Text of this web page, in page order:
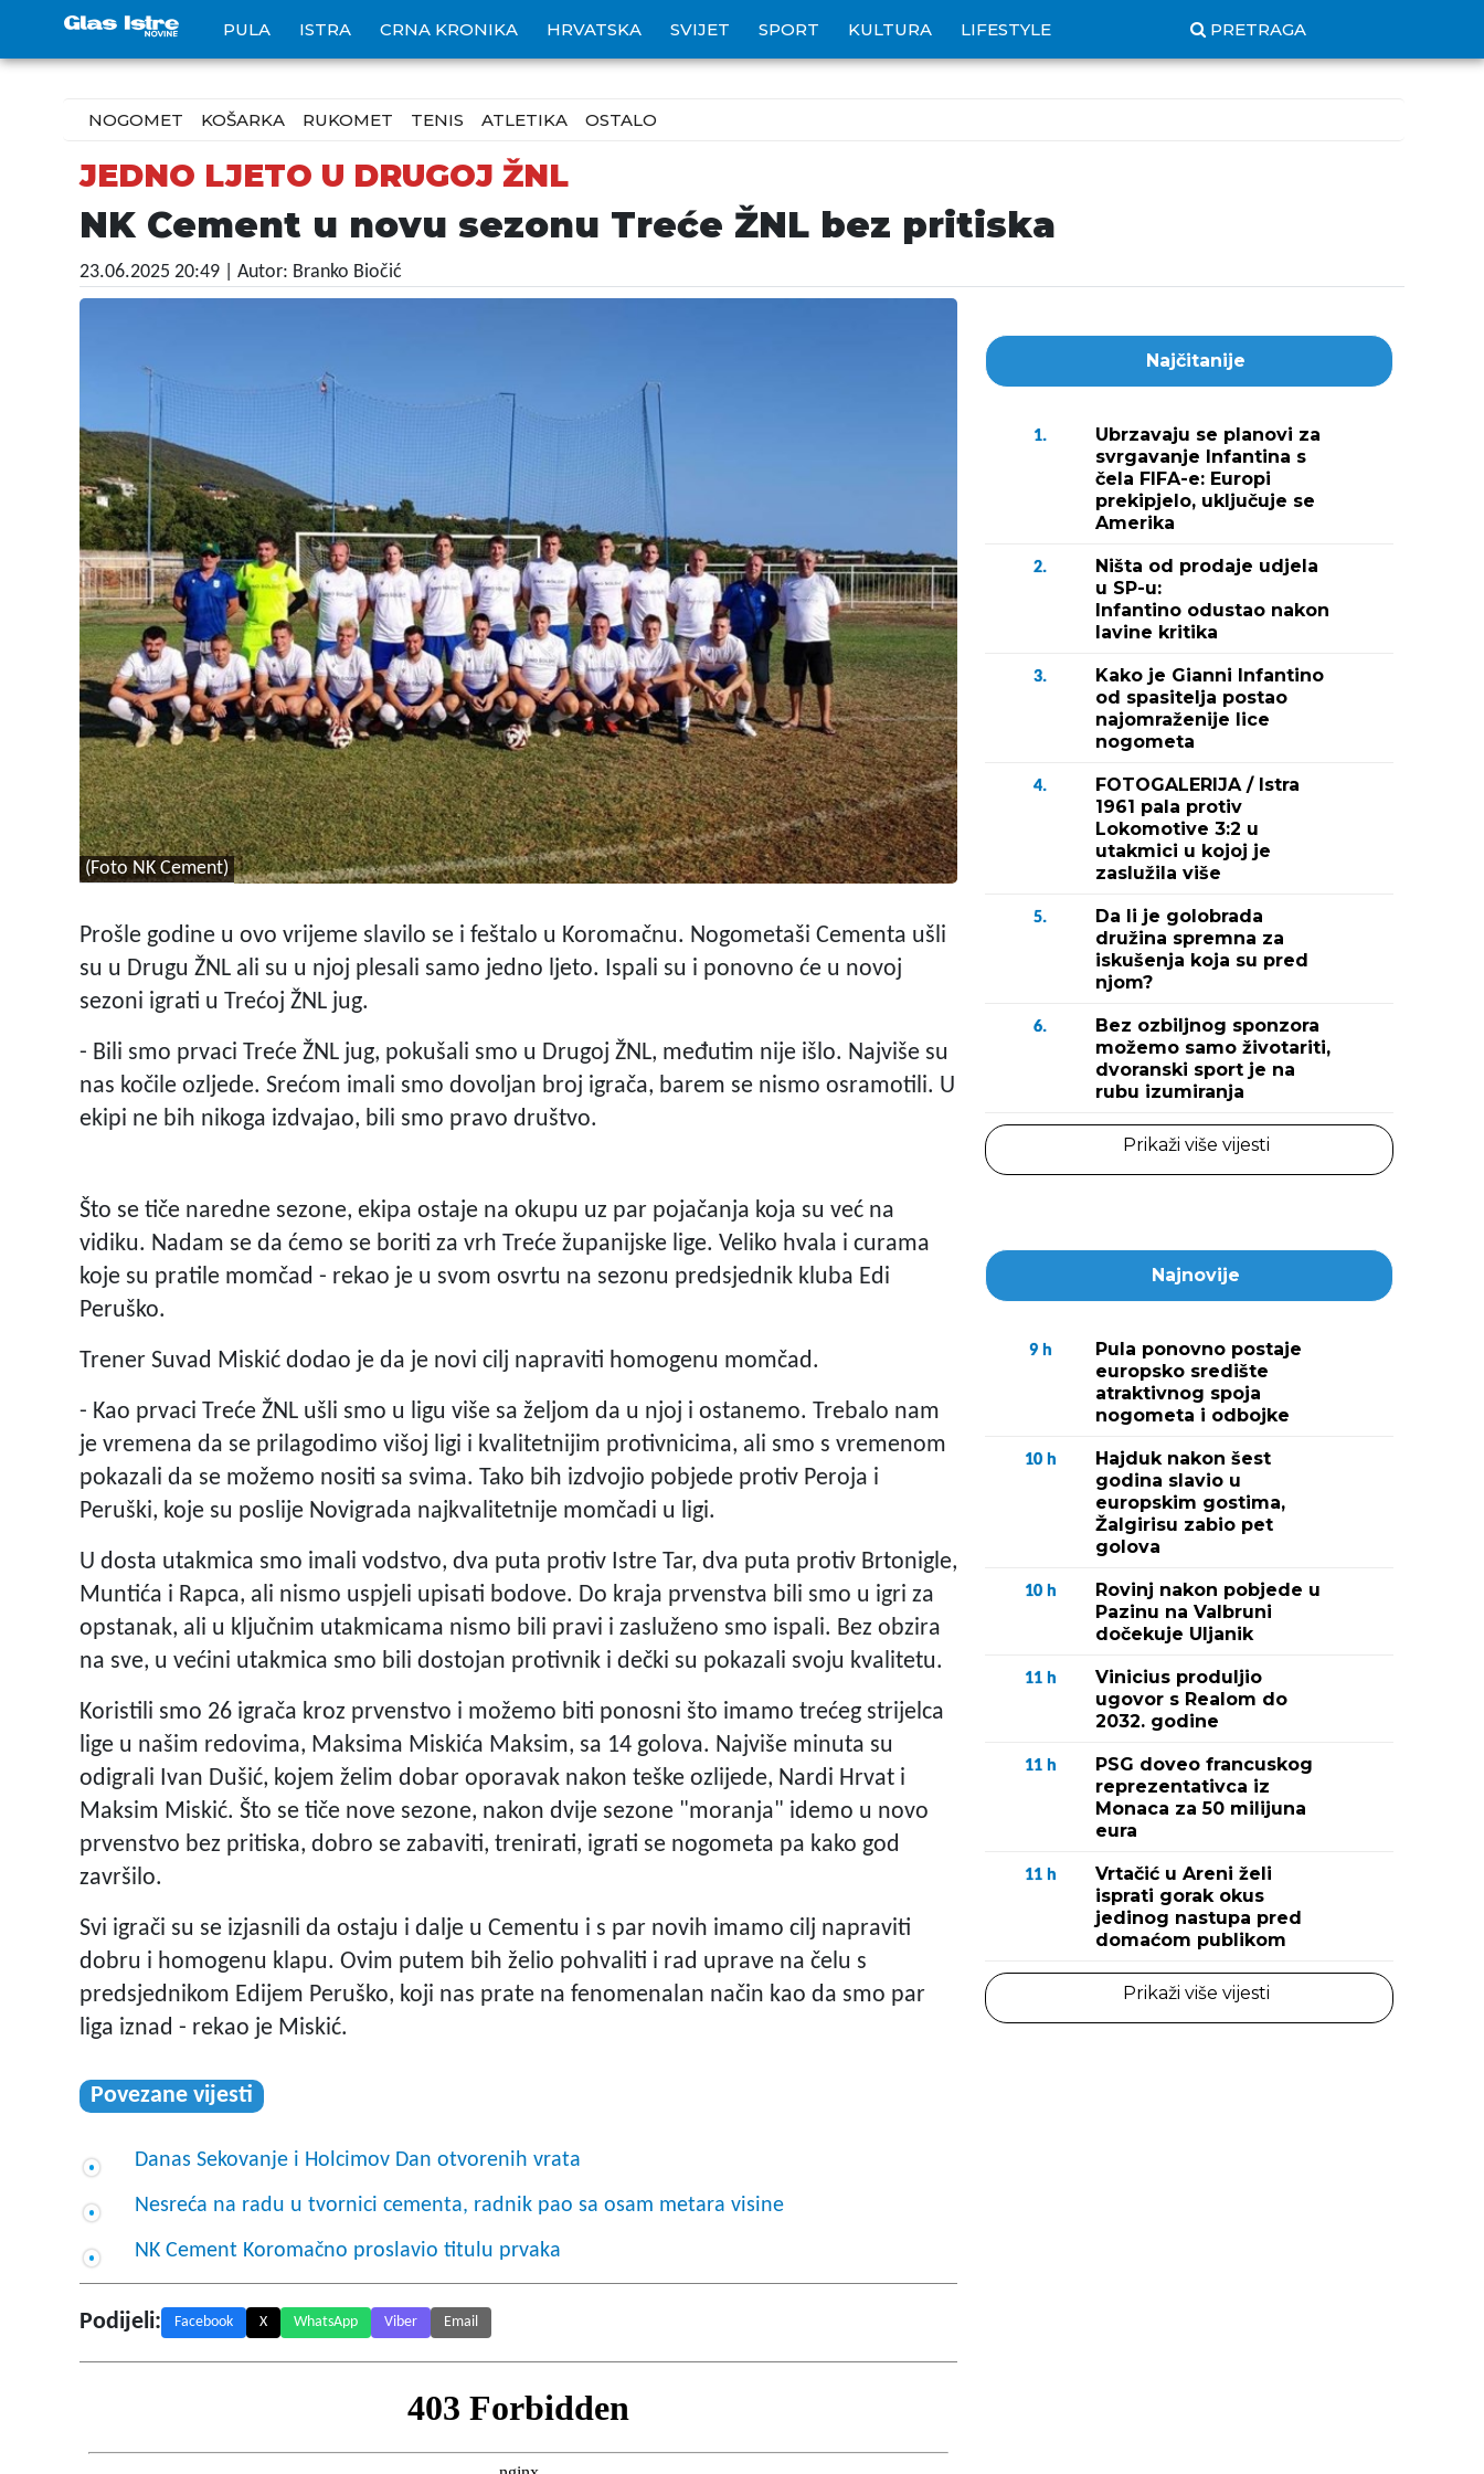
PULA ISTRA CRNA KRONIKA HRVATSKA SVIJET SPORT KULTURA LIFESTYLE PRETRAGA
NOGOMET KOŠARKA RUKOMET TENIS ATLETIKA OSTALO
JEDNO LJETO U DRUGOJ ŽNL
NK Cement u novu sezonu Treće ŽNL bez pritiska
23.06.2025 20:49 | Autor: Branko Biočić
(Foto NK Cement)
Prošle godine u ovo vrijeme slavilo se i feštalo u Koromačnu. Nogometaši Cementa ušli
su u Drugu ŽNL ali su u njoj plesali samo jedno ljeto. Ispali su i ponovno će u novoj
sezoni igrati u Trećoj ŽNL jug.
- Bili smo prvaci Treće ŽNL jug, pokušali smo u Drugoj ŽNL, međutim nije išlo. Najviše su
nas kočile ozljede. Srećom imali smo dovoljan broj igrača, barem se nismo osramotili. U
ekipi ne bih nikoga izdvajao, bili smo pravo društvo.
Što se tiče naredne sezone, ekipa ostaje na okupu uz par pojačanja koja su već na
vidiku. Nadam se da ćemo se boriti za vrh Treće županijske lige. Veliko hvala i curama
koje su pratile momčad - rekao je u svom osvrtu na sezonu predsjednik kluba Edi
Peruško.
Trener Suvad Miskić dodao je da je novi cilj napraviti homogenu momčad.
- Kao prvaci Treće ŽNL ušli smo u ligu više sa željom da u njoj i ostanemo. Trebalo nam
je vremena da se prilagodimo višoj ligi i kvalitetnijim protivnicima, ali smo s vremenom
pokazali da se možemo nositi sa svima. Tako bih izdvojio pobjede protiv Peroja i
Peruški, koje su poslije Novigrada najkvalitetnije momčadi u ligi.
U dosta utakmica smo imali vodstvo, dva puta protiv Istre Tar, dva puta protiv Brtonigle,
Muntića i Rapca, ali nismo uspjeli upisati bodove. Do kraja prvenstva bili smo u igri za
opstanak, ali u ključnim utakmicama nismo bili pravi i zasluženo smo ispali. Bez obzira
na sve, u većini utakmica smo bili dostojan protivnik i dečki su pokazali svoju kvalitetu.
Koristili smo 26 igrača kroz prvenstvo i možemo biti ponosni što imamo trećeg strijelca
lige u našim redovima, Maksima Miskića Maksim, sa 14 golova. Najviše minuta su
odigrali Ivan Dušić, kojem želim dobar oporavak nakon teške ozlijede, Nardi Hrvat i
Maksim Miskić. Što se tiče nove sezone, nakon dvije sezone "moranja" idemo u novo
prvenstvo bez pritiska, dobro se zabaviti, trenirati, igrati se nogometa pa kako god
završilo.
Svi igrači su se izjasnili da ostaju i dalje u Cementu i s par novih imamo cilj napraviti
dobru i homogenu klapu. Ovim putem bih želio pohvaliti i rad uprave na čelu s
predsjednikom Edijem Peruško, koji nas prate na fenomenalan način kao da smo par
liga iznad - rekao je Miskić.
Povezane vijesti
Danas Sekovanje i Holcimov Dan otvorenih vrata
Nesreća na radu u tvornici cementa, radnik pao sa osam metara visine
NK Cement Koromačno proslavio titulu prvaka
Podijeli: Facebook X WhatsApp Viber Email
Najčitanije
1.
Ubrzavaju se planovi za
svrgavanje Infantina s
čela FIFA-e: Europi
prekipjelo, uključuje se
Amerika
2.
Ništa od prodaje udjela
u SP-u:
Infantino odustao nakon
lavine kritika
3.
Kako je Gianni Infantino
od spasitelja postao
najomraženije lice
nogometa
4.
FOTOGALERIJA / Istra
1961 pala protiv
Lokomotive 3:2 u
utakmici u kojoj je
zaslužila više
5.
Da li je golobrada
družina spremna za
iskušenja koja su pred
njom?
6.
Bez ozbiljnog sponzora
možemo samo životariti,
dvoranski sport je na
rubu izumiranja
Prikaži više vijesti
Najnovije
9 h
Pula ponovno postaje
europsko središte
atraktivnog spoja
nogometa i odbojke
10 h
Hajduk nakon šest
godina slavio u
europskim gostima,
Žalgirisu zabio pet
golova
10 h
Rovinj nakon pobjede u
Pazinu na Valbruni
dočekuje Uljanik
11 h
Vinicius produljio
ugovor s Realom do
2032. godine
11 h
PSG doveo francuskog
reprezentativca iz
Monaca za 50 milijuna
eura
11 h
Vrtačić u Areni želi
isprati gorak okus
jedinog nastupa pred
domaćom publikom
Prikaži više vijesti